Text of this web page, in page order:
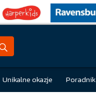
Unikalne okazje Poradnik